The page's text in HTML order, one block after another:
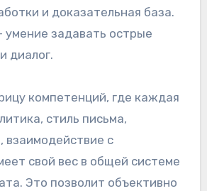
и доказательная база.
умение задавать острые
диалог.
компетенций, где каждая
стиль письма,
взаимодействие с
свой вес в общей системе
Это позволит объективно